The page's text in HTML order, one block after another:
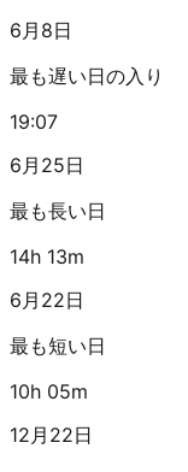
6月8日
最も遅い日の入り
19:07
6月25日
最も長い日
14h 13m
6月22日
最も短い日
10h 05m
12月22日